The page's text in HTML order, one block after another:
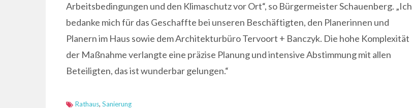
Arbeitsbedingungen und den Klimaschutz vor Ort“, so Bürgermeister Schauenberg. „Ich
bedanke mich für das Geschaffte bei unseren Beschäftigten, den Planerinnen und
Planern im Haus sowie dem Architekturbüro Tervoort + Banczyk. Die hohe Komplexität
der Maßnahme verlangte eine präzise Planung und intensive Abstimmung mit allen
Beteiligten, das ist wunderbar gelungen.“
Rathaus, Sanierung